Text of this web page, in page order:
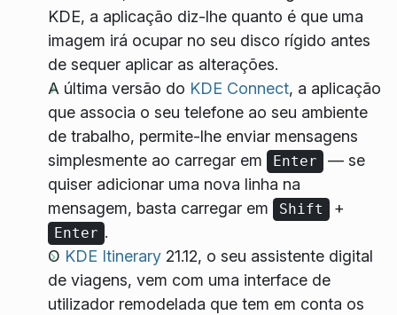
KDE, a aplicação diz-lhe quanto é que uma
imagem irá ocupar no seu disco rígido antes
de sequer aplicar as alterações.
A última versão do KDE Connect, a aplicação
que associa o seu telefone ao seu ambiente
de trabalho, permite-lhe enviar mensagens
simplesmente ao carregar em
Enter
— se
quiser adicionar uma nova linha na
mensagem, basta carregar em
Shift +
Enter .
O KDE Itinerary 21.12, o seu assistente digital
de viagens, vem com uma interface de
utilizador remodelada que tem em conta os